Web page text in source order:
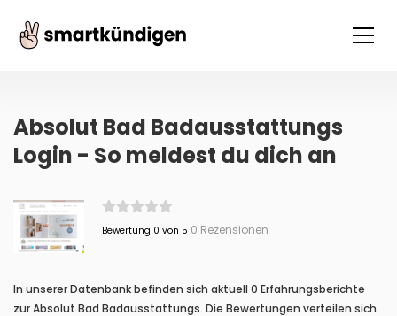
Absolut Bad Badausstattungs
Login - So meldest du dich an
Bewertung 0 von 5 0 Rezensionen
In unserer Datenbank befinden sich aktuell 0 Erfahrungsberichte
zur Absolut Bad Badausstattungs. Die Bewertungen verteilen sich